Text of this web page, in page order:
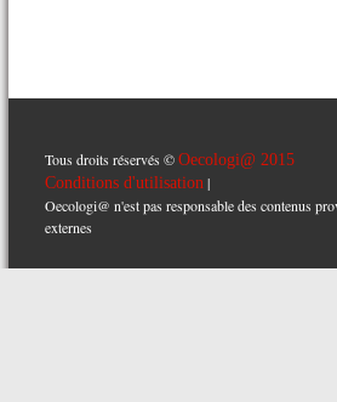
Tous droits réservés © Oecologi@ 2015
Conditions d'utilisation |
Oecologi@ n'est pas responsable des contenus
externes